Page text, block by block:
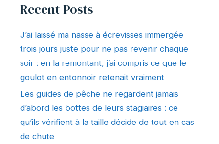
Recent Posts
J’ai laissé ma nasse à écrevisses immergée
trois jours juste pour ne pas revenir chaque
soir : en la remontant, j’ai compris ce que le
goulot en entonnoir retenait vraiment
Les guides de pêche ne regardent jamais
d’abord les bottes de leurs stagiaires : ce
qu’ils vérifient à la taille décide de tout en cas
de chute